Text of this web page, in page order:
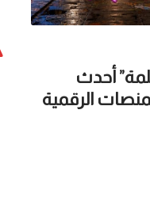
أحدث
الرقمية